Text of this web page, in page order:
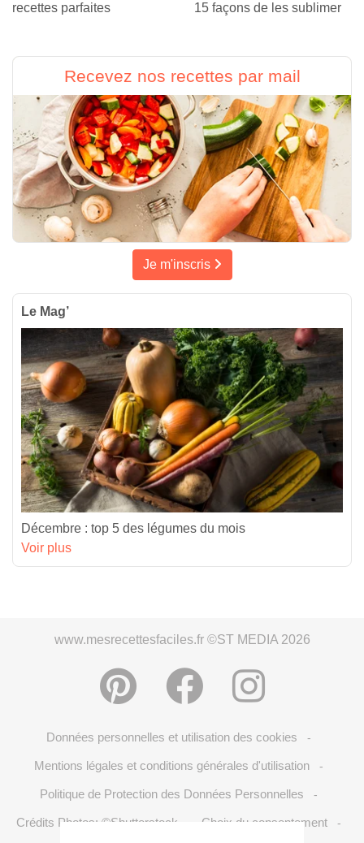
recettes parfaites
15 façons de les sublimer
Recevez nos recettes par mail
Je m'inscris
Le Mag’
Décembre : top 5 des légumes du mois
Voir plus
www.mesrecettesfaciles.fr ©ST MEDIA 2026
Données personnelles et utilisation des cookies -
Mentions légales et conditions générales d'utilisation -
Politique de Protection des Données Personnelles -
Crédits Photos: ©Shutterstock Choix du consentement -